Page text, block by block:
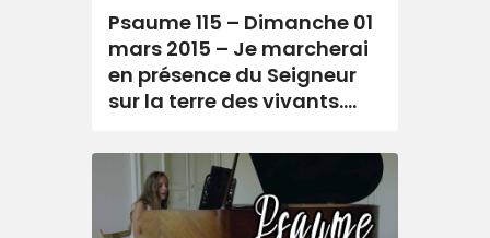
Psaume 115 – Dimanche 01
mars 2015 – Je marcherai
en présence du Seigneur
sur la terre des vivants….